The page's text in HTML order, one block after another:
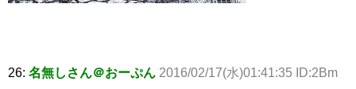
26: 名無しさん＠おーぷん 2016/02/17(水)01:41:35 ID:2Bm